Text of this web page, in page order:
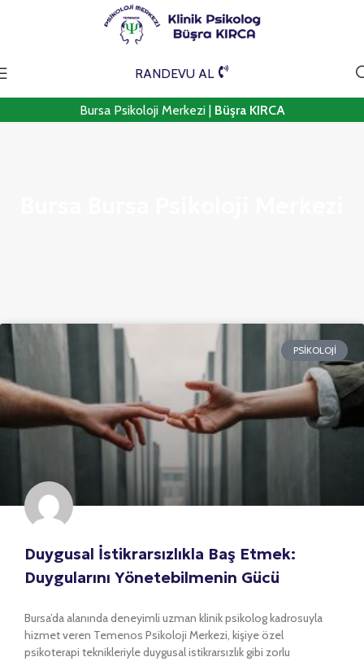
RANDEVU AL
Bursa Psikoloji Merkezi | Büşra KIRCA
PSIKOLOJI
Duygusal İstikrarsızlıkla Baş Etmek:
Duygularını Yönetebilmenin Gücü
Bursa’da alanında deneyimli uzman klinik psikolog kadrosuyla
hizmet veren Temenos Psikoloji Merkezi, kişiye özel
psikoterapi teknikleriyle duygusal istikrarsızlık gibi zorlu